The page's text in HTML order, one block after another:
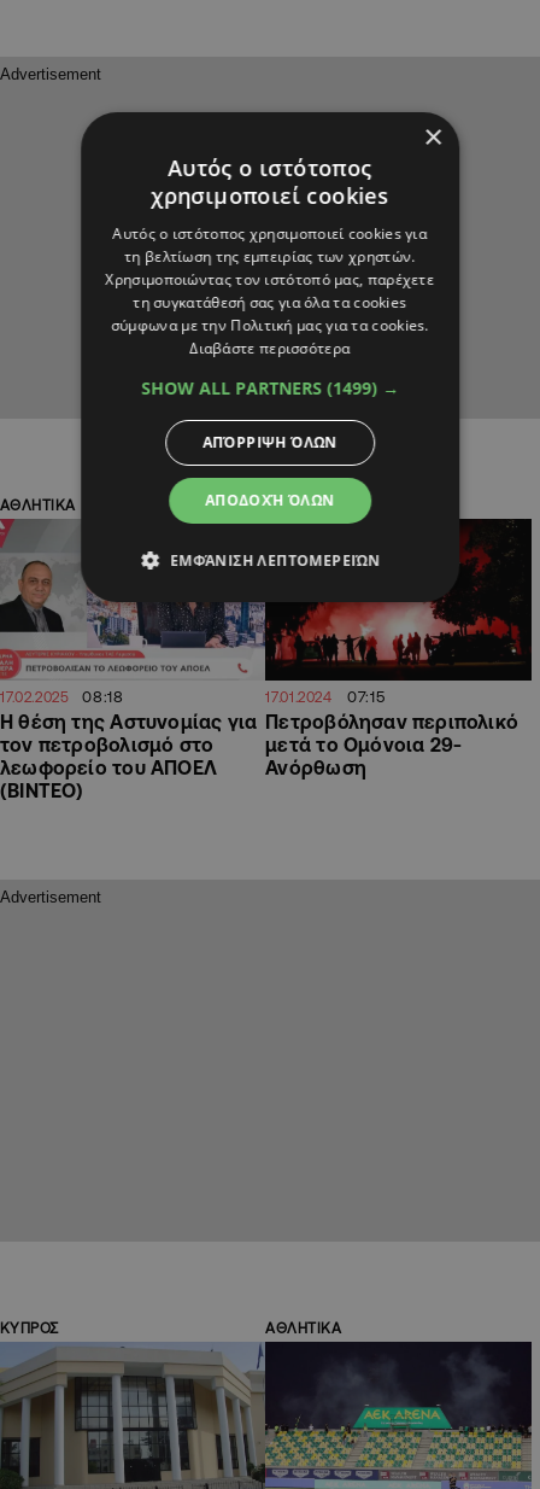
ΑΘΛΗΤΙΚΑ
17.02.2025 08:18
Η θέση της Αστυνομίας για
τον πετροβολισμό στο
λεωφορείο του ΑΠΟΕΛ
(ΒΙΝΤΕΟ)
ΑΘΛΗΤΙΚΑ
17.01.2024 07:15
Πετροβόλησαν περιπολικό
μετά το Ομόνοια 29-
Ανόρθωση
ΚΥΠΡΟΣ ΑΘΛΗΤΙΚΑ
×
Αυτός ο ιστότοπος
χρησιμοποιεί cookies
Αυτός ο ιστότοπος χρησιμοποιεί cookies για
τη βελτίωση της εμπειρίας των χρηστών.
Χρησιμοποιώντας τον ιστότοπό μας, παρέχετε
τη συγκατάθεσή σας για όλα τα cookies
σύμφωνα με την Πολιτική μας για τα cookies.
Διαβάστε περισσότερα
SHOW ALL PARTNERS (1499) →
ΑΠΟΔΟΧΉ ΌΛΩΝ
ΑΠΌΡΡΙΨΗ ΌΛΩΝ
ΕΜΦΆΝΙΣΗ ΛΕΠΤΟΜΕΡΕΙΏΝ